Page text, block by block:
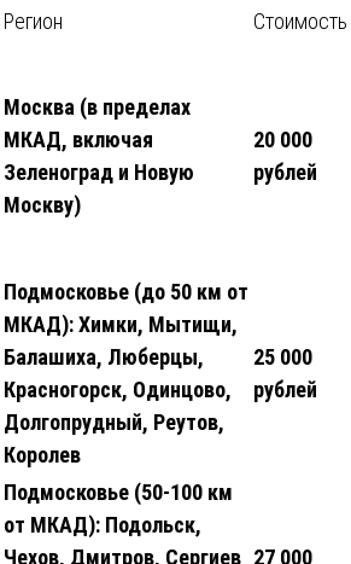
Регион Стоимость
Москва (в пределах
МКАД, включая
Зеленоград и Новую
Москву)
20 000
рублей
Подмосковье (до 50 км от
МКАД): Химки, Мытищи,
Балашиха, Люберцы,
Красногорск, Одинцово,
Долгопрудный, Реутов,
Королев
25 000
рублей
Подмосковье (50-100 км
от МКАД): Подольск,
Чехов, Дмитров, Сергиев 27 000